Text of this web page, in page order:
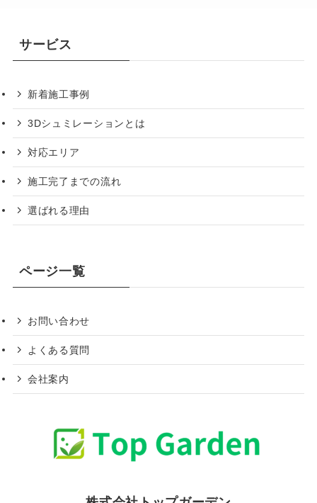
サービス
新着施工事例
3Dシュミレーションとは
対応エリア
施工完了までの流れ
選ばれる理由
ページ一覧
お問い合わせ
よくある質問
会社案内